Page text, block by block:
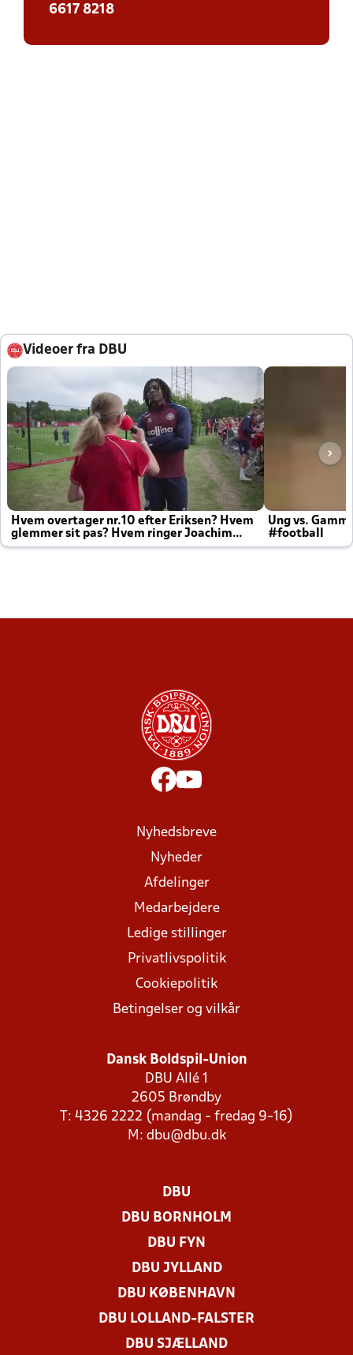
6617 8218
Videoer fra DBU
Hvem overtager nr.10 efter Eriksen? Hvem
glemmer sit pas? Hvem ringer Joachim
altid til efter kampe?
Ung vs.
#football
Nyhedsbreve
Nyheder
Afdelinger
Medarbejdere
Ledige stillinger
Privatlivspolitik
Cookiepolitik
Betingelser og vilkår
Dansk Boldspil-Union
DBU Allé 1
2605 Brøndby
T: 4326 2222 (mandag - fredag 9-16)
M: dbu@dbu.dk
DBU
DBU BORNHOLM
DBU FYN
DBU JYLLAND
DBU KØBENHAVN
DBU LOLLAND-FALSTER
DBU SJÆLLAND